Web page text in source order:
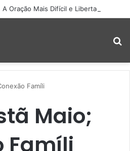
Oração Mais Difícil e Libertadora
Famíli
Maio;
Famíli